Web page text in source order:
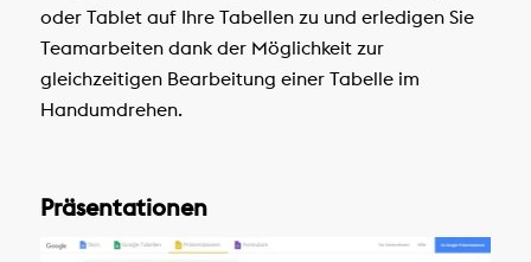
oder Tablet auf Ihre Tabellen zu und erledigen Sie
Teamarbeiten dank der Möglichkeit zur
gleichzeitigen Bearbeitung einer Tabelle im
Handumdrehen.
Präsentationen